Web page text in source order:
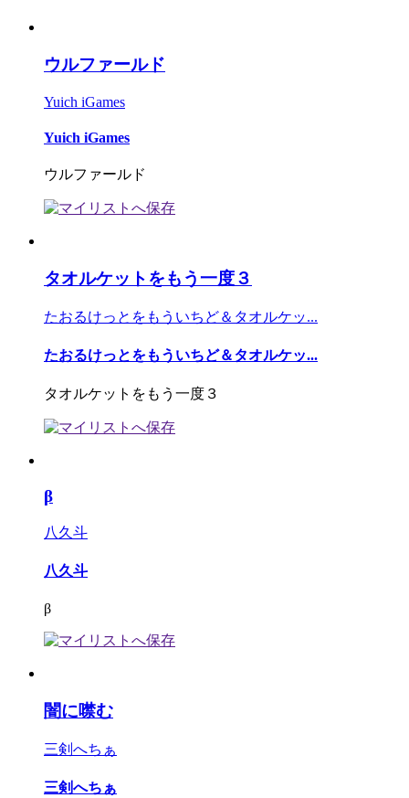
ウルファールド
Yuich iGames
Yuich iGames
ウルファールド
タオルケットをもう一度３
たおるけっとをもういちど＆タオルケッ...
たおるけっとをもういちど＆タオルケッ...
タオルケットをもう一度３
β
八久斗
八久斗
β
闇に噤む
三剣へちぁ
三剣へちぁ